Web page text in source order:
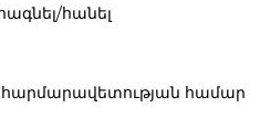
հանել
հարմարավետության համար